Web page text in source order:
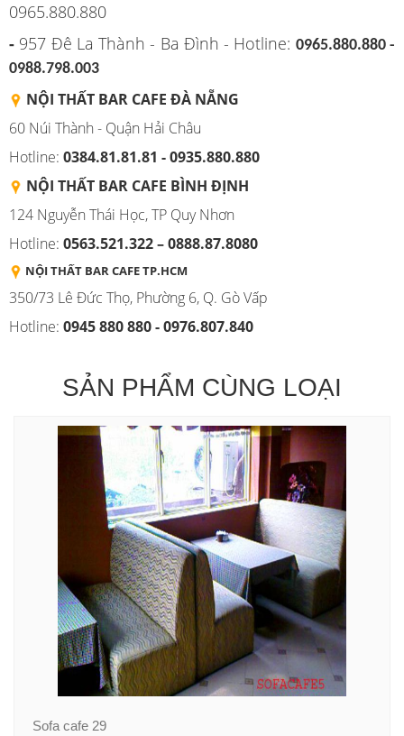
0965.880.880
- 957 Đê La Thành - Ba Đình - Hotline: 0965.880.880 -
0988.798.003
NỘI THẤT BAR CAFE ĐÀ NẴNG
60 Núi Thành - Quận Hải Châu
Hotline: 0384.81.81.81 - 0935.880.880
NỘI THẤT BAR CAFE BÌNH ĐỊNH
124 Nguyễn Thái Học, TP Quy Nhơn
Hotline: 0563.521.322 – 0888.87.8080
NỘI THẤT BAR CAFE TP.HCM
350/73 Lê Đức Thọ, Phường 6, Q. Gò Vấp
Hotline: 0945 880 880 - 0976.807.840
SẢN PHẨM CÙNG LOẠI
Sofa cafe 29